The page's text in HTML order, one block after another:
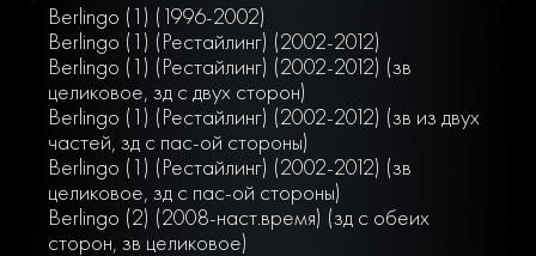
Berlingo (1) (1996-2002)
Berlingo (1) (Рестайлинг) (2002-2012)
Berlingo (1) (Рестайлинг) (2002-2012) (зв
целиковое, зд с двух сторон)
Berlingo (1) (Рестайлинг) (2002-2012) (зв из двух
частей, зд с пас-ой стороны)
Berlingo (1) (Рестайлинг) (2002-2012) (зв
целиковое, зд с пас-ой стороны)
Berlingo (2) (2008-наст.время) (зд с обеих
сторон, зв целиковое)